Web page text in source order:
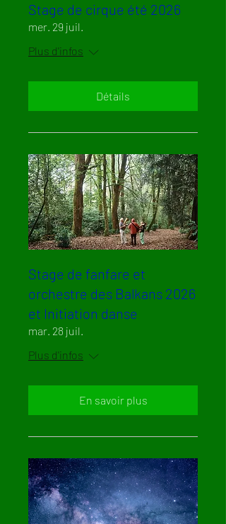
Stage de cirque été 2026
mer. 29 juil.
Plus d'infos
Détails
Stage de fanfare et
orchestre des Balkans 2026
et Initiation danse
mar. 28 juil.
Plus d'infos
En savoir plus